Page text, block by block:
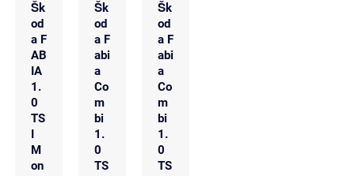
Šk
od
a F
AB
IA
1.
0
TS
I
M
on
Šk
od
a F
abi
a
Co
m
bi
1.
0
TS
Šk
od
a F
abi
a
Co
m
bi
1.
0
TS